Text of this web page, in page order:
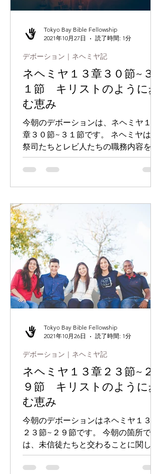
ネヘミヤ１３章３０節~３
１節 キリストのように歩
む恵み
今朝のデボーションは、ネヘミヤ１３
章３０節~３１節です。 ネヘミヤは、
祭司たちとレビ人たちの職務内容を決
め、定められた時に初穂の献金やたき
ぎの供え物を捧げました。 私たちはネ
に、日々信仰生活を歩んでいますで
し...
デボーション｜ネヘミヤ記
Tokyo Bay Bible Fellowship
2021年10月27日
読了時間: 1分
ネヘミヤ１３章２３節~２
９節 キリストのように歩
む恵み
今朝のデボーションはネヘミヤ１３章
２３節~２９節です。 今朝の箇所で
は、未信徒たちと交わることに関して
書かれています。当時のイスラエルの
民の命が、多民族と混合されることに
デボーション｜ネヘミヤ記
Tokyo Bay Bible Fellowship
2021年10月26日
読了時間: 1分